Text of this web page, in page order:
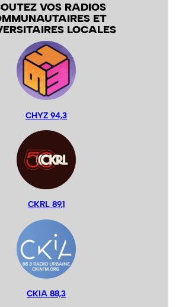
VOS RADIOS
ET
LOCALES
CHYZ 94,3
CKRL 89,1
CKIA 88,3